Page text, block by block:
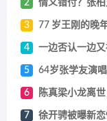
2 情义错付？张
3 77 岁王刚的晚
4 一边否认一边
5 64岁张学友演
6 陈真梁小龙离
7 徐开骋被曝新恋